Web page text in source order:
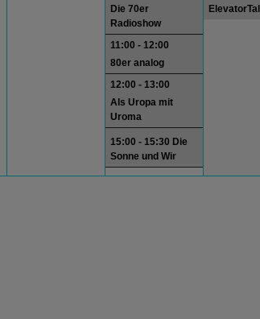
Die 70er
Radioshow
11:00 - 12:00
80er analog
12:00 - 13:00
Als Uropa mit
Uroma
15:00 - 15:30 Die
Sonne und Wir